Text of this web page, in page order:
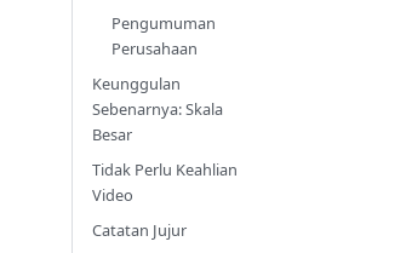
Pengumuman
Perusahaan
Keunggulan
Sebenarnya: Skala
Besar
Tidak Perlu Keahlian
Video
Catatan Jujur